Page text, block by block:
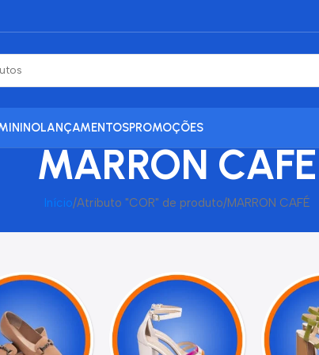
LANÇAMENTOSPROMOÇÕES
MARRON CAFÉ
Início Atributo "COR" de produto MARRON CAFÉ